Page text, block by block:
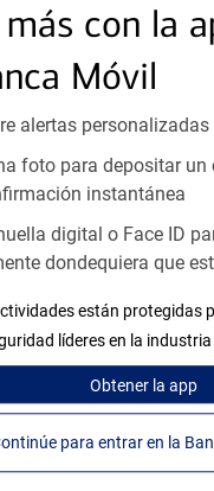
con la
Móvil
alertas personalizadas
foto para depositar un
instantánea
digital o Face ID
dondequiera que
están protegidas
líderes en la industria
Obtenerla app
Ofrecemos una
diseñados para